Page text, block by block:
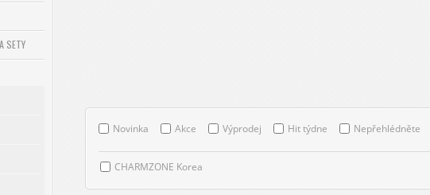
SETY
Novinka Akce Výprodej Hit týdne Nepřehlédněte
CHARMZONE Korea